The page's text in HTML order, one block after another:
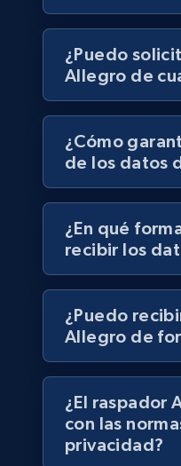
Companies
URL, ID lc, Name lc,
lc, Followers lc,
lc, and more.
6.3K+ 539+
Walmart - products
eCommerce
¿Puedo
Allegro de
¿Cómo
de los datos
¿En qué
recibir los
¿Puedo
Allegro de
¿El raspador
con las
privacidad?